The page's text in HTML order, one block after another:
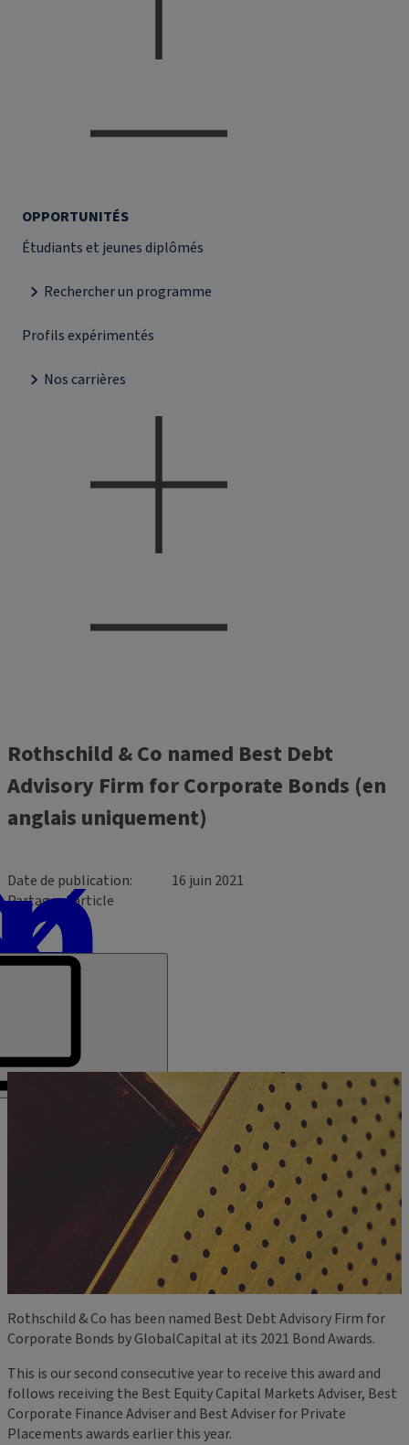
OPPORTUNITÉS
Étudiants et jeunes diplômés
Rechercher un programme
Profils expérimentés
Nos carrières
Rothschild & Co named Best Debt
Advisory Firm for Corporate Bonds (en
anglais uniquement)
Date de publication
16 juin 2021
Partager l’article
Rothschild & Co has been named Best Debt Advisory Firm for
Corporate Bonds by GlobalCapital at its 2021 Bond Awards.
This is our second consecutive year to receive this award and
follows receiving the Best Equity Capital Markets Adviser, Best
Corporate Finance Adviser and Best Adviser for Private
Placements awards earlier this year.